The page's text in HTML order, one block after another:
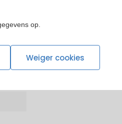
op.
Weiger cookies